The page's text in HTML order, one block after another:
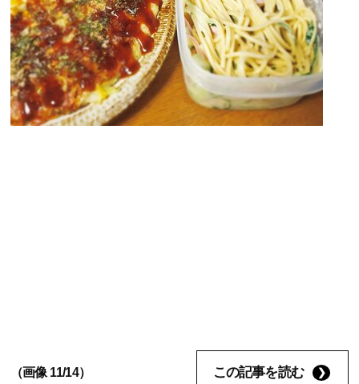
（画像 11/14） この記事を読む